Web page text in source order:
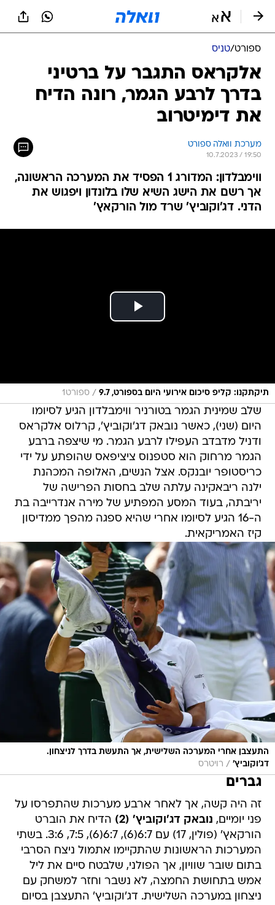
ספורט/טניס
אלקראס התגבר על ברטיני
בדרך לרבע הגמר, רונה הדיח
את דימיטרוב
מערכת וואלה ספורט
10.7.2023 / 19:50
ווימבלדון: המדורג 1 הפסיד את המערכה הראשונה,
אך רשם את הישג השיא שלו בלונדון ויפגוש את
הדני. דג'וקוביץ' שרד מול הורקאץ'
תיקתקנו: קליפ סיכום אירועי היום בספורט, 9.7 / ספורט1
שלב שמינית הגמר בטורניר ווימבלדון הגיע לסיומו
היום (שני), כאשר נובאק דג'וקוביץ', קרלוס אלקראס
ודניל מדבדב העפילו לרבע הגמר. מי שיצפה ברבע
הגמר מרחוק הוא סטפנוס ציציפאס שהופתע על ידי
כריסטופר יובנקס. אצל הנשים, האלופה המכהנת
ילנה ריבאקינה עלתה שלב בחסות הפרישה של
יריבתה, בעוד המסע המפתיע של מירה אנדרייבה בת
ה-16 הגיע לסיומו אחרי שהיא ספגה מהפך ממדיסון
קיז האמריקאית.
התעצבן אחרי המערכה השלישית, אך התעשת בדרך לניצחון.
דג'וקוביץ' / רויטרס
גברים
זה היה קשה, אך לאחר ארבע מערכות שהתפרסו על
פני יומיים, נובאק דג'וקוביץ' (2)
הדיח את הוברט
הורקאץ' (פולין, 17) עם 6:7(6), 6:7(6), 7:5, 3:6. בשתי
המערכות הראשונות שהתקיימו אתמול ניצח הסרבי
בתום שובר שוויון, אך הפולני, שלבטח סיים את ליל
אמש בתחושת החמצה, לא נשבר וחזר למשחק עם
ניצחון במערכה השלישית. דג'וקוביץ' התעצבן בסיום